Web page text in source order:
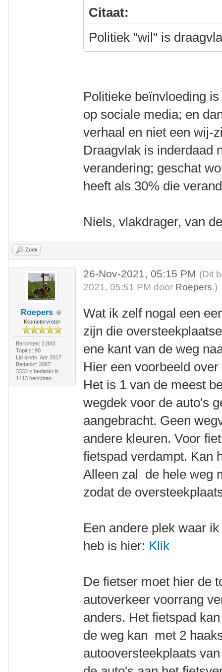
Citaat:
Politiek "wil" is
Politieke beïnvloeding
op sociale media; en
verhaal en niet een wij-
Draagvlak is inderdaad
verandering; geschat
heeft als 30% die
Niels, vlakdrager, van
Zoek
Roepers
Kilometervreter
Berichten: 2.883
Topics: 90
Lid sinds: Apr 2017
Bedankt: 3087
3333 x bedankt in
1413 berichten
26-Nov-2021, 05:15 PM (Dit
2021, 05:51 PM door Roepers.)
Wat ik zelf nogal een
zijn die
ene kant van de weg
Hier een voorbeeld
Het is 1 van de meest
wegdek voor de auto's
aangebracht. Geen
andere kleuren. Voor
fietspad verdampt. Kan
Alleen zal de hele weg
zodat de
Een andere plek waar
heb is hier: Klik
De fietser moet hier de
autoverkeer voorrang
anders. Het fietspad
de weg kan met 2
autooversteekplaats